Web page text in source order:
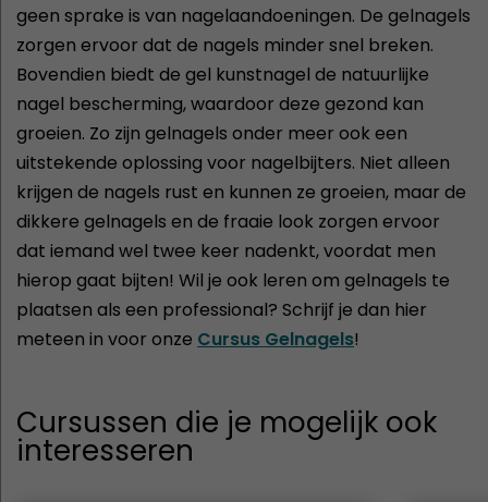
geen sprake is van nagelaandoeningen. De gelnagels
zorgen ervoor dat de nagels minder snel breken.
Bovendien biedt de gel kunstnagel de natuurlijke
nagel bescherming, waardoor deze gezond kan
groeien. Zo zijn gelnagels onder meer ook een
uitstekende oplossing voor nagelbijters. Niet alleen
krijgen de nagels rust en kunnen ze groeien, maar de
dikkere gelnagels en de fraaie look zorgen ervoor
dat iemand wel twee keer nadenkt, voordat men
hierop gaat bijten! Wil je ook leren om gelnagels te
plaatsen als een professional? Schrijf je dan hier
meteen in voor onze Cursus Gelnagels!
Cursussen die je mogelijk ook
interesseren